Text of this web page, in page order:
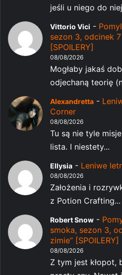
jeśli u niego do
Vittorio Vici -
sezon 3, odcinek
[SPOILERY]
08/08/2026
Mogłaby jakaś
odjechaną teorię
Alexandretta -
Corner
08/08/2026
Tu są nie tyle
lista. I niestety...
Ellysia - Leniwe
08/08/2026
Założenia i
z Potion Crafting...
Robert Snow -
smoka, sezon 3,
zimie” [SPOILERY]
08/08/2026
Z tym jest kłopot,